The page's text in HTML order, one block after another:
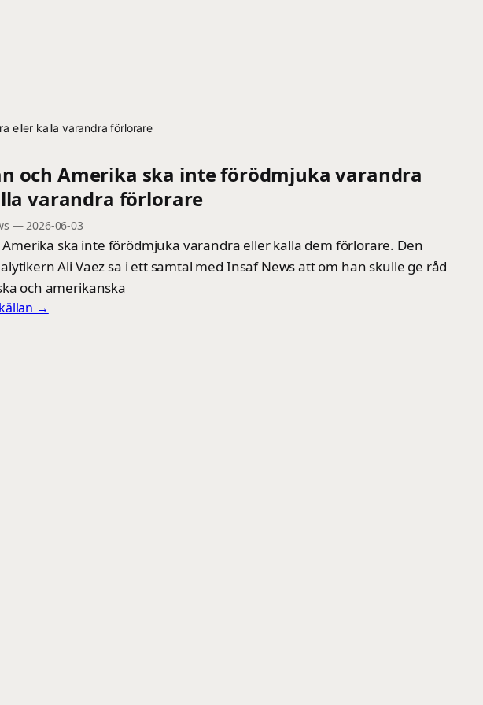
eller kalla varandra förlorare
och Amerika ska inte förödmjuka varandra
varandra förlorare
—2026-06-03
Amerika ska inte förödmjuka varandra eller kalla dem förlorare. Den
Ali Vaez sa i ett samtal med Insaf News att om han skulle ge råd
och amerikanska
→